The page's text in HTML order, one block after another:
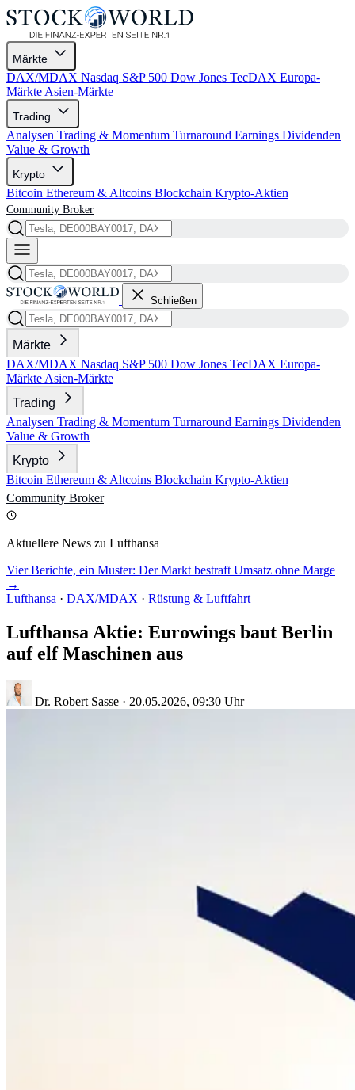
Märkte
DAX/MDAX Nasdaq S&P 500 Dow Jones TecDAX Europa-
Märkte Asien-Märkte
Trading
Analysen Trading & Momentum Turnaround Earnings Dividenden
Value & Growth
Krypto
Bitcoin Ethereum & Altcoins Blockchain Krypto-Aktien
Community Broker
Schließen
Märkte
DAX/MDAX Nasdaq S&P 500 Dow Jones TecDAX Europa-
Märkte Asien-Märkte
Trading
Analysen Trading & Momentum Turnaround Earnings Dividenden
Value & Growth
Krypto
Bitcoin Ethereum & Altcoins Blockchain Krypto-Aktien
Community Broker
Aktuellere News zu Lufthansa
Vier Berichte, ein Muster: Der Markt bestraft Umsatz ohne Marge
→
Lufthansa · DAX/MDAX · Rüstung & Luftfahrt
Lufthansa Aktie: Eurowings baut Berlin
auf elf Maschinen aus
Dr. Robert Sasse · 20.05.2026, 09:30 Uhr